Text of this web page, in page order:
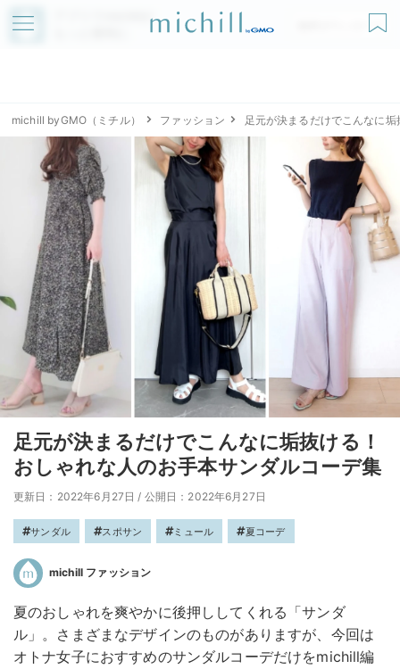
アプリでmichillが
無料ダウンロード
michill byGMO（ミチル） ファッション 足元が決まるだけでこんなに
足元が決まるだけでこんなに垢抜ける！
おしゃれな人のお手本サンダルコーデ集
更新日：2022年6月27日 / 公開日：2022年6月27日
サンダル スポサン ミュール 夏コーデ
michill ファッション
夏のおしゃれを爽やかに後押ししてくれる「サンダ
ル」。さまざまなデザインのものがありますが、今回は
オトナ女子におすすめのサンダルコーデだけをmichill編